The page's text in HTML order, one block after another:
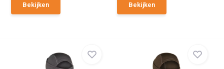
Bekijken Bekijken